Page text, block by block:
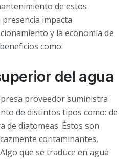
de estos
presencia impacta
y la economía de
como:
del agua
proveedor suministra
de distintos tipos como: de
de diatomeas. Éstos son
contaminantes,
que se traduce en agua